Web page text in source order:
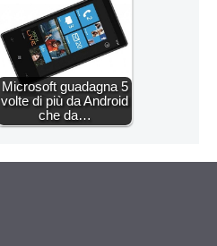
Microsoft guadagna 5
volte di più da Android
che da…